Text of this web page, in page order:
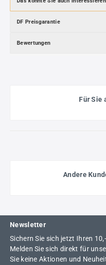
DF Preisgarantie
Bewertungen
Für Sie
Andere
Newsletter
Sichern Sie sich jetzt Ihren
Melden Sie sich direkt für
Sie keine Aktionen und